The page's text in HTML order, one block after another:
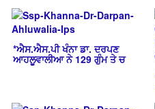
*ਐਸ.ਐਸ.ਪੀ ਖੰਨਾ ਡਾ. ਦਰਪਣ
ਆਹਲੂਵਾਲੀਆ ਨੇ 129 ਗੁੰਮ ਤੇ ਚ